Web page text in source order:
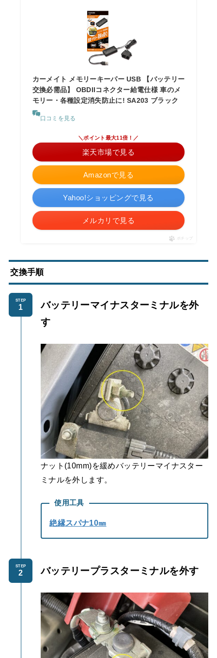
カーメイト メモリーキーパー USB 【バッテリー
交換必需品】 OBDIIコネクター給電仕様 車のメ
モリー・各種設定消失防止に! SA203 ブラック
口コミを見る
Amazonで見る
＼ポイント最大11倍！／
楽天市場で見る
Yahoo!ショッピングで見る
メルカリで見る
ポチップ
交換手順
STEP
バッテリーマイナスターミナルを外
す
ナット(10mm)を緩めバッテリーマイナスター
ミナルを外します。
使用工具
絶縁スパナ10㎜
STEP バッテリープラスターミナルを外す